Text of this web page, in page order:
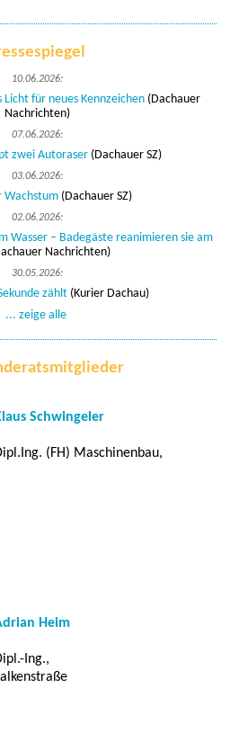
10.06.2026:
für neues Kennzeichen(Dachauer
Nachrichten)
07.06.2026:
zwei Autoraser (Dachauer SZ)
03.06.2026:
Wachstum(Dachauer SZ)
02.06.2026:
Wasser – Badegäste reanimieren sie am
Nachrichten)
30.05.2026:
zählt (Kurier Dachau)
... zeige alle
Schwingeler
(FH) Maschinenbau,
Heim
Ing.,